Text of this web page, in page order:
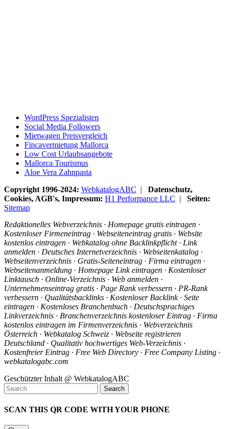
WordPress Spezialisten
Social Media Followers
Mietwagen Preisvergleich
Fincavermietung Mallorca
Low Cost Urlaubsangebote
Mallorca Tourismus
Aloe Vera Zahnpasta
Copyright 1996-2024: WebkatalogABC | Datenschutz,
Cookies, AGB's, Impressum: H1 Performance LLC | Seiten:
Sitemap
Redaktionelles Webverzeichnis · Homepage gratis eintragen ·
Kostenloser Firmeneintrag · Webseiteneintrag gratis · Website
kostenlos eintragen · Webkatalog ohne Backlinkpflicht · Link
anmelden · Deutsches Internetverzeichnis · Webseitenkatalog ·
Webseitenverzeichnis · Gratis-Seiteneintrag · Firma eintragen ·
Webseitenanmeldung · Homepage Link eintragen · Kostenloser
Linktausch · Online-Verzeichnis · Web anmelden ·
Unternehmenseintrag gratis · Page Rank verbessern · PR-Rank
verbessern · Qualitätsbacklinks · Kostenloser Backlink · Seite
eintragen · Kostenloses Branchenbuch · Deutschsprachiges
Linkverzeichnis · Branchenverzeichnis kostenloser Eintrag · Firma
kostenlos eintragen im Firmenverzeichnis · Webverzeichnis
Österreich · Webkatalog Schweiz · Webseite registrieren
Deutschland · Qualitativ hochwertiges Web-Verzeichnis ·
Kostenfreier Eintrag · Free Web Directory · Free Company Listing ·
webkatalogabc.com
Geschützter Inhalt @ WebkatalogABC
SCAN THIS QR CODE WITH YOUR PHONE